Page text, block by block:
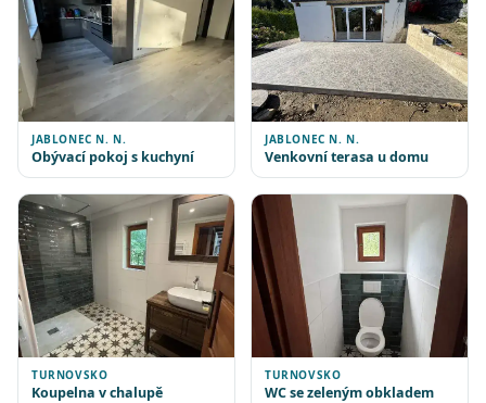
JABLONEC N. N.
Obývací pokoj s kuchyní
JABLONEC N. N.
Venkovní terasa u domu
TURNOVSKO
Koupelna v chalupě
TURNOVSKO
WC se zeleným obkladem